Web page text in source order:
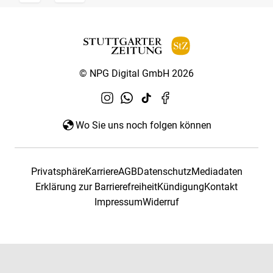
© NPG Digital GmbH 2026
Wo Sie uns noch folgen können
PrivatsphäreKarriereAGBDatenschutzMediadaten
Erklärung zur BarrierefreiheitKündigungKontakt
ImpressumWiderruf